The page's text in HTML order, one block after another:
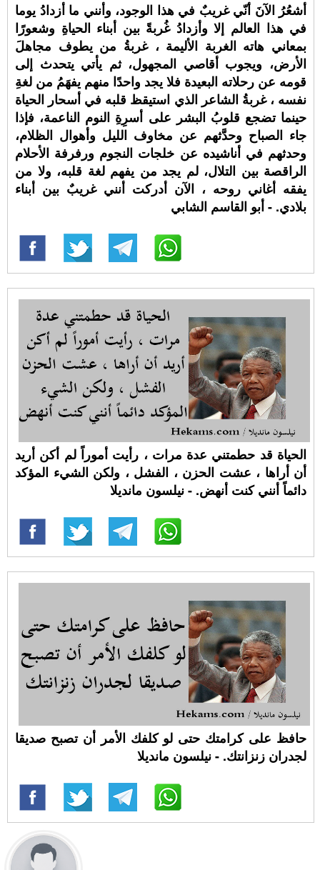
أشعُرُ الآنَ أنّي غريبٌ في هذا الوجود، وأنني ما أزدادُ يوما
في هذا العالم إلا وأزدادُ غُربةً بين أبناء الحياةِ وشعورًا
بمعاني هاته الغربة الأليمة ، غربةُ من يطوف مجاهلَ
الأرض، ويجوب أقاصي المجهول، ثم يأتي يتحدث إلى
قومه عن رحلاته البعيدة فلا يجد واحدًا منهم يفهَمُ من لغةِ
نفسه ، غربةُ الشاعر الذي استيقظ قلبه في أسحار الحياة
حينما تضجع قلوبُ البشر على أسرِةِ النوم الناعمة، فإذا
جاء الصباح وحدَّثهم عن مخاوف الليل وأهوال الظلام،
وحدثهم في أناشيده عن خلجات النجوم ورفرفة الأحلام
الراقصة بين التلال، لم يجد من يفهم لغة قلبه، ولا من
يفقه أغاني روحه ، الآن أدركت أنني غريبٌ بين أبناء
بلادي. - أبو القاسم الشابي
الحياة قد حطمتني عدة مرات ، رأيت أموراً لم أكن أريد
أن أراها ، عشت الحزن ، الفشل ، ولكن الشيء المؤكد
دائماً أنني كنت أنهض. - نيلسون مانديلا
حافظ على كرامتك حتى لو كلفك الأمر أن تصبح صديقا
لجدران زنزانتك. - نيلسون مانديلا